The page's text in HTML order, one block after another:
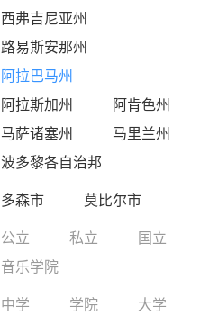
西弗吉尼亚州
路易斯安那州
阿拉巴马州
阿拉斯加州
阿肯色州
马萨诸塞州
马里兰州
波多黎各自治邦
多森市
莫比尔市
公立 私立
国立
音乐学院
中学 学院
大学